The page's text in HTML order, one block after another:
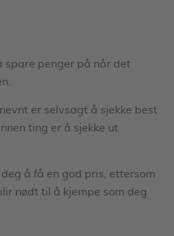
spare penger på når det
er selvsagt å sjekke best
ting er å sjekke ut
å få en god pris, ettersom
nødt til å kjempe som deg